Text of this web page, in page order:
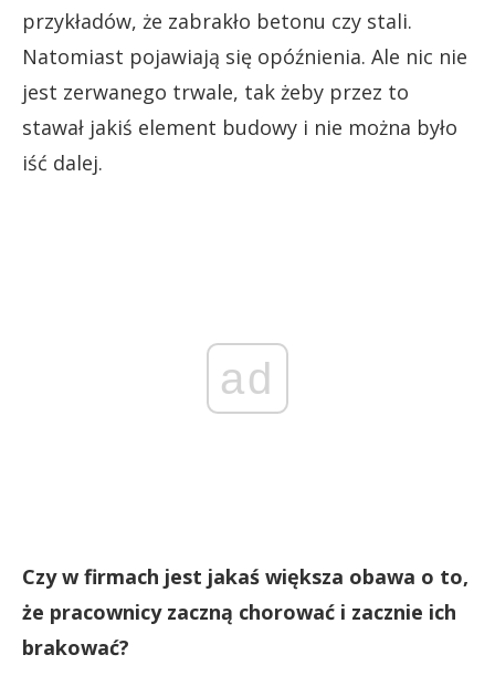
przykładów, że zabrakło betonu czy stali.
Natomiast pojawiają się opóźnienia. Ale nic nie
jest zerwanego trwale, tak żeby przez to
stawał jakiś element budowy i nie można było
iść dalej.
ad
Czy w firmach jest jakaś większa obawa o to,
że pracownicy zaczną chorować i zacznie ich
brakować?